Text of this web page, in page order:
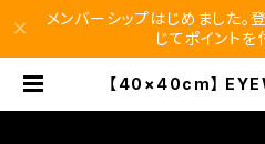
メンバーシップはじめました。
じてポイントを
【40×40cm】